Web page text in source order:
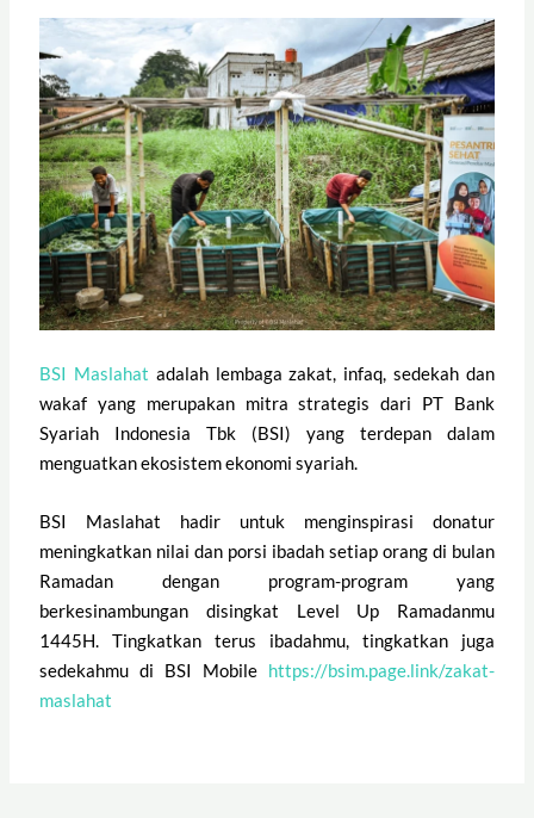
BSI Maslahat adalah lembaga zakat, infaq, sedekah dan
wakaf yang merupakan mitra strategis dari PT Bank
Syariah Indonesia Tbk (BSI) yang terdepan dalam
menguatkan ekosistem ekonomi syariah.
BSI Maslahat hadir untuk menginspirasi donatur
meningkatkan nilai dan porsi ibadah setiap orang di bulan
Ramadan dengan program-program yang
berkesinambungan disingkat Level Up Ramadanmu
1445H. Tingkatkan terus ibadahmu, tingkatkan juga
sedekahmu di BSI Mobile https://bsim.page.link/zakat-
maslahat